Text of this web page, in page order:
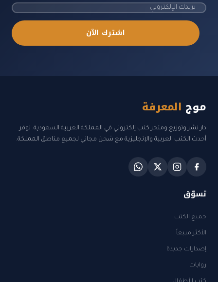
اشترك الآن
موج المعرفة
دار نشر وتوزيع ومتجر كتب إلكتروني في المملكة العربية السعودية. نوفر
أحدث الكتب العربية والإنجليزية مع شحن مجاني لجميع مناطق المملكة.
تسوّق
جميع الكتب
الأكثر مبيعاً
إصدارات جديدة
روايات